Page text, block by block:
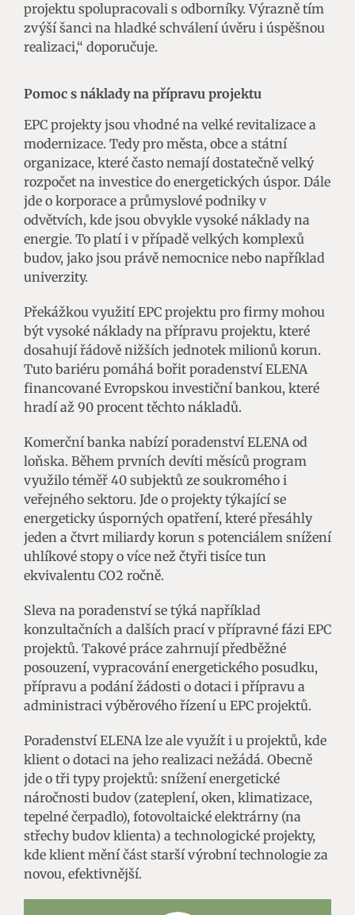
projektu spolupracovali s odborníky. Výrazně tím
zvýší šanci na hladké schválení úvěru i úspěšnou
realizaci,“ doporučuje.
Pomoc s náklady na přípravu projektu
EPC projekty jsou vhodné na velké revitalizace a
modernizace. Tedy pro města, obce a státní
organizace, které často nemají dostatečně velký
rozpočet na investice do energetických úspor. Dále
jde o korporace a průmyslové podniky v
odvětvích, kde jsou obvykle vysoké náklady na
energie. To platí i v případě velkých komplexů
budov, jako jsou právě nemocnice nebo například
univerzity.
Překážkou využití EPC projektu pro firmy mohou
být vysoké náklady na přípravu projektu, které
dosahují řádově nižších jednotek milionů korun.
Tuto bariéru pomáhá bořit poradenství ELENA
financované Evropskou investiční bankou, které
hradí až 90 procent těchto nákladů.
Komerční banka nabízí poradenství ELENA od
loňska. Během prvních devíti měsíců program
využilo téměř 40 subjektů ze soukromého i
veřejného sektoru. Jde o projekty týkající se
energeticky úsporných opatření, které přesáhly
jeden a čtvrt miliardy korun s potenciálem snížení
uhlíkové stopy o více než čtyři tisíce tun
ekvivalentu CO2 ročně.
Sleva na poradenství se týká například
konzultačních a dalších prací v přípravné fázi EPC
projektů. Takové práce zahrnují předběžné
posouzení, vypracování energetického posudku,
přípravu a podání žádosti o dotaci i přípravu a
administraci výběrového řízení u EPC projektů.
Poradenství ELENA lze ale využít i u projektů, kde
klient o dotaci na jeho realizaci nežádá. Obecně
jde o tři typy projektů: snížení energetické
náročnosti budov (zateplení, oken, klimatizace,
tepelné čerpadlo), fotovoltaické elektrárny (na
střechy budov klienta) a technologické projekty,
kde klient mění část starší výrobní technologie za
novou, efektivnější.